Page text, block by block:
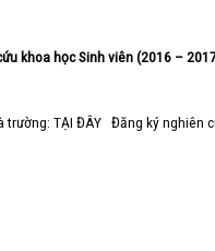
khoa học Sinh viên (2016 –
trường: TẠI ĐÂY Đăng ký nghiên